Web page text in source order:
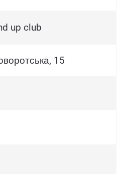
up club
15